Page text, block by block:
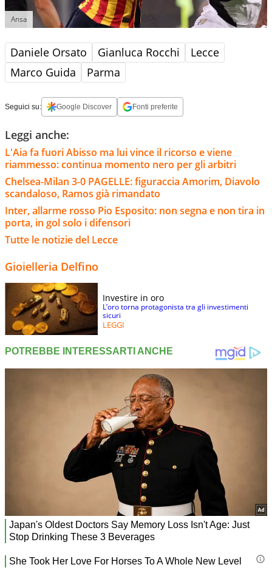
Ansa
Daniele Orsato Gianluca Rocchi
Lecce
Marco Guida
Parma
Seguici su: Google Discover Fonti preferite
Leggi anche:
L'Aia fa fuori Abisso ma lui vince il ricorso e viene
riammesso: continua momento nero per gli arbitri
Chelsea-Milan 3-0 PAGELLE: figuraccia Amorim, Diavolo
scandaloso, Ramos già rimandato
Inter, allarme rosso Pio Esposito: non segna e non tira in
porta, in gol solo i difensori
Tutte le notizie del Lecce
Gioielleria Delfino
Investire in oro
L’oro torna protagonista tra gli investimenti
sicuri
LEGGI